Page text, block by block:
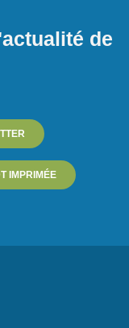
de
IMPRIMÉE